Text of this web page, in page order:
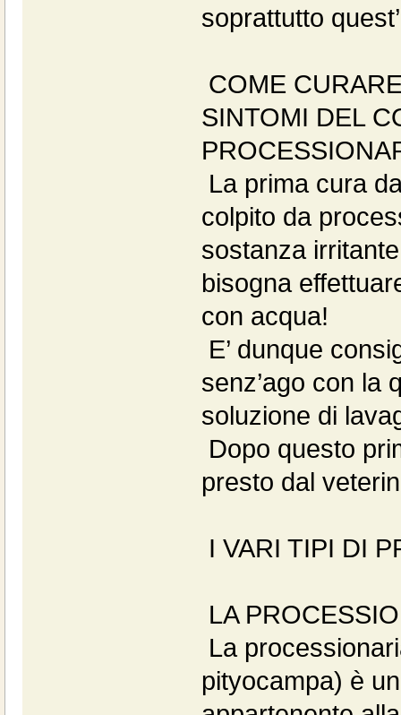
soprattutto
COME
SINTOMI DEL
La prima cura
colpito da
sostanza
bisogna
con acqua!
E’ dunque
senz’ago con la
soluzione di
Dopo questo
presto dal
I VARI TIPI DI
LA
La
pityocampa) è